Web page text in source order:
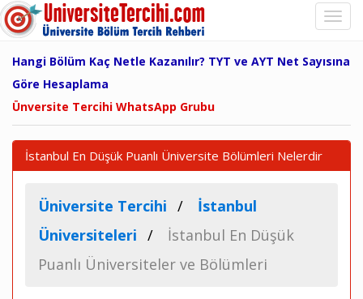
Hangi Bölüm Kaç Netle Kazanılır? TYT ve AYT Net Sayısına
Göre Hesaplama
Ünversite Tercihi WhatsApp Grubu
İstanbul En Düşük Puanlı Üniversite Bölümleri Nelerdir
Üniversite Tercihi
İstanbul
Üniversiteleri
İstanbul En Düşük
Puanlı Üniversiteler ve Bölümleri